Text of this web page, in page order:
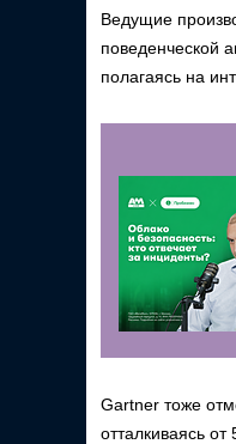
Ведущие
поведенческой
полагаясь на
Gartner тоже
отталкиваясь